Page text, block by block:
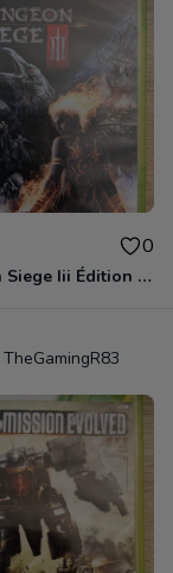
0
Dungeon Siege Iii Édition Limitée - Vf Intégrale Xbox 360
TheGamingR83